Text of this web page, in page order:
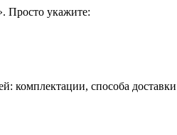
Просто укажите:
комплектации, способа